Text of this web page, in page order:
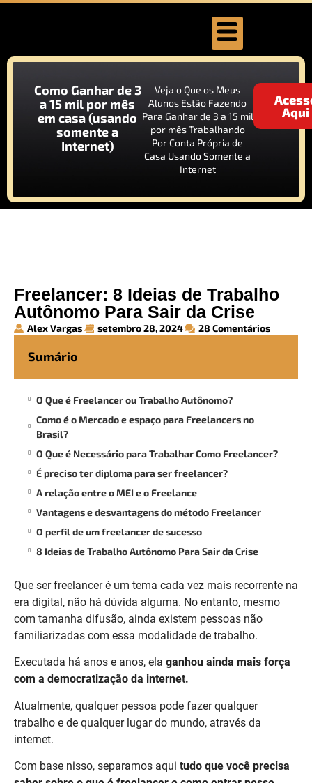
Como Ganhar de 3
a 15 mil por mês
em casa (usando
somente a
Internet)
Veja o Que os Meus
Alunos Estão Fazendo
Para Ganhar de 3 a 15 mil
por mês Trabalhando
Por Conta Própria de
Casa Usando Somente a
Internet
Aqui
Freelancer: 8 Ideias de Trabalho
Autônomo Para Sair da Crise
Alex Vargas setembro 28, 2024 28 Comentários
Sumário
O Que é Freelancer ou Trabalho Autônomo?
Como é o Mercado e espaço para Freelancers no
Brasil?
O Que é Necessário para Trabalhar Como Freelancer?
É preciso ter diploma para ser freelancer?
A relação entre o MEI e o Freelance
Vantagens e desvantagens do método Freelancer
O perfil de um freelancer de sucesso
8 Ideias de Trabalho Autônomo Para Sair da Crise
Que ser freelancer é um tema cada vez mais recorrente na
era digital, não há dúvida alguma. No entanto, mesmo
com tamanha difusão, ainda existem pessoas não
familiarizadas com essa modalidade de trabalho.
Executada há anos e anos, ela ganhou ainda mais força
com a democratização da internet.
Atualmente, qualquer pessoa pode fazer qualquer
trabalho e de qualquer lugar do mundo, através da
internet.
Com base nisso, separamos aqui tudo que você precisa